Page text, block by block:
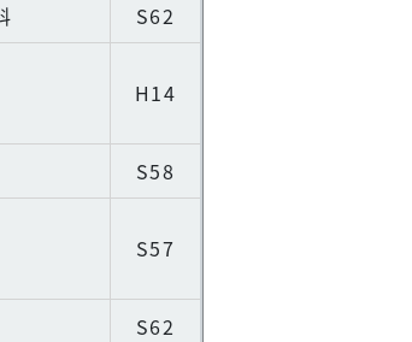
S62
H14
S58
S57
S62